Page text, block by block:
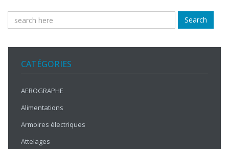
Search
CATÉGORIES
AEROGRAPHE
Alimentations
Armoires électriques
Attelages